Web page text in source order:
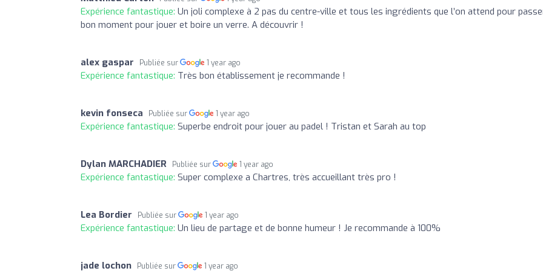
Expérience fantastique: Un joli complexe à 2 pas du centre-ville et tous les ingrédients que l’on attend pour
bon moment pour jouer et boire un verre. A découvrir !
alex gaspar Publiée sur 1 year ago
Expérience fantastique: Très bon établissement je recommande !
kevin fonseca Publiée sur 1 year ago
Expérience fantastique: Superbe endroit pour jouer au padel ! Tristan et Sarah au top
Dylan MARCHADIER Publiée sur 1 year ago
Expérience fantastique: Super complexe a Chartres, très accueillant très pro !
Lea Bordier Publiée sur 1 year ago
Expérience fantastique: Un lieu de partage et de bonne humeur ! Je recommande à 100%
jade lochon Publiée sur 1 year ago